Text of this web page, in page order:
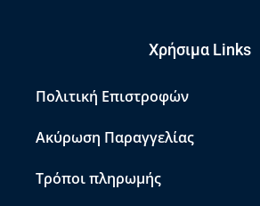
Χρήσιμα Links
Πολιτική Επιστροφών
Ακύρωση Παραγγελίας
Τρόποι πληρωμής